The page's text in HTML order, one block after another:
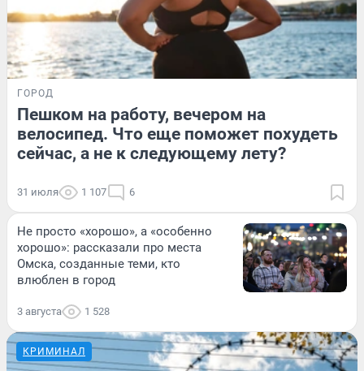
ГОРОД
Пешком на работу, вечером на
велосипед. Что еще поможет похудеть
сейчас, а не к следующему лету?
31 июля 1 107 6
Не просто «хорошо», а «особенно
хорошо»: рассказали про места
Омска, созданные теми, кто
влюблен в город
3 августа 1 528
КРИМИНАЛ